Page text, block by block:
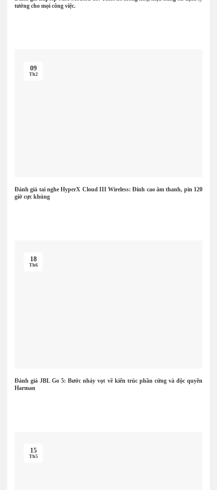
tưởng cho mọi công việc.
Đánh giá tai nghe HyperX Cloud III Wireless: Đỉnh cao âm thanh, pin 120
giờ cực khủng
09
Th2
Đánh giá JBL Go 5: Bước nhảy vọt về kiến trúc phần cứng và độc quyền
Harman
18
Th6
15
Th5